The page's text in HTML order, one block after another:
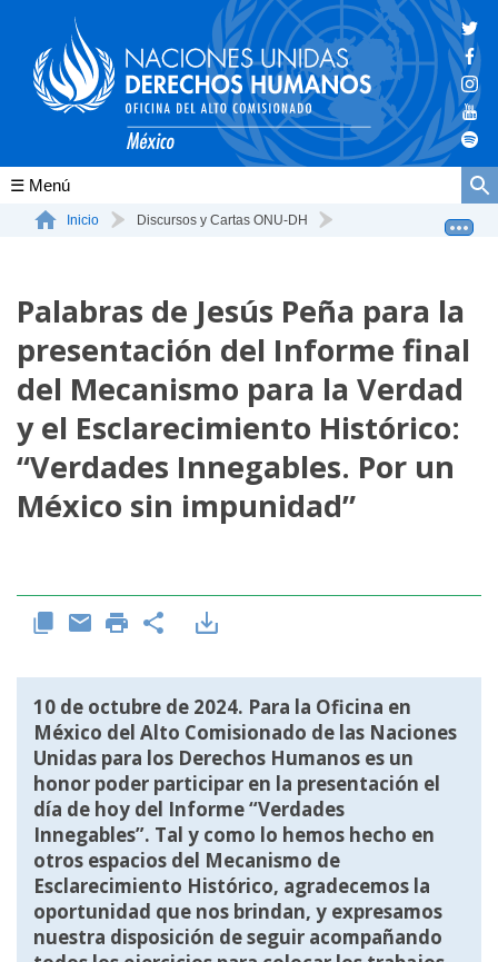
Conócenos
La ONU-DH en México
Vacantes ONU-DH México
ONU-DH en el tiempo
Inicio Discursos y Cartas ONU-DH
Palabras de Jesús Peña para la
presentación del Informe final
del Mecanismo para la Verdad
y el Esclarecimiento Histórico:
“Verdades Innegables. Por un
México sin impunidad”
10 de octubre de 2024. Para la Oficina en
México del Alto Comisionado de las Naciones
Unidas para los Derechos Humanos es un
honor poder participar en la presentación el
día de hoy del Informe “Verdades
Innegables”. Tal y como lo hemos hecho en
otros espacios del Mecanismo de
Esclarecimiento Histórico, agradecemos la
oportunidad que nos brindan, y expresamos
nuestra disposición de seguir acompañando